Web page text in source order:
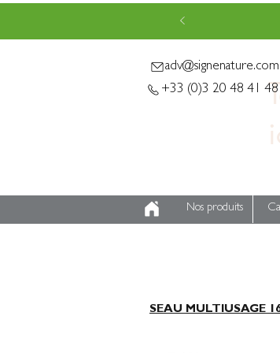
adv@signenature.com
+33 (0)3 20 48 41 48
Nos produits
SEAU MULTIUSAGE